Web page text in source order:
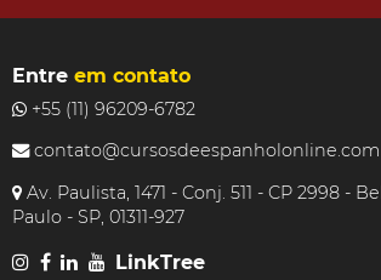
Entre em contato
+55 (11) 96209-6782
contato@cursosdeespanholonline.com
Av. Paulista, 1471 - Conj. 511 - CP 2998 -
Paulo - SP, 01311-927
LinkTree